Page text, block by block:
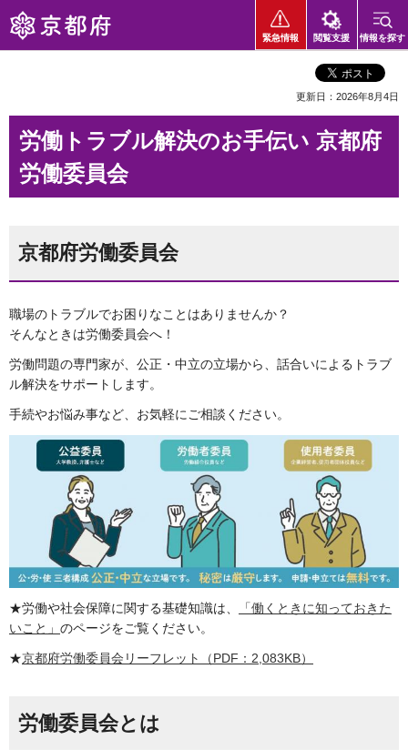
京都府
緊急情報 閲覧支援 情報を探す
更新日：2026年8月4日
労働トラブル解決のお手伝い 京都府
労働委員会
京都府労働委員会
職場のトラブルでお困りなことはありませんか？
そんなときは労働委員会へ！
労働問題の専門家が、公正・中立の立場から、話合いによるトラブ
ル解決をサポートします。
手続やお悩み事など、お気軽にご相談ください。
★労働や社会保障に関する基礎知識は、
「働くときに知っておきた
いこと」 のページをご覧ください。
★京都府労働委員会リーフレット（PDF：2,083KB）
労働委員会とは